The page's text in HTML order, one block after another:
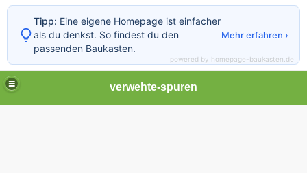
verwehte-spuren
Tipp: Eine eigene Homepage ist einfacher
als du denkst. So findest du den
passenden Baukasten.
Mehr erfahren ›
powered by homepage-baukasten.de